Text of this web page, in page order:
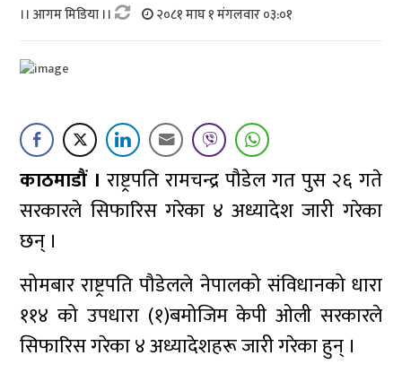
।। आगम मिडिया ।। २०८१ माघ १ मंगलवार ०३:०१
काठमाडौं । राष्ट्रपति रामचन्द्र पौडेल गत पुस २६ गते
सरकारले सिफारिस गरेका ४ अध्यादेश जारी गरेका
छन् ।
सोमबार राष्ट्रपति पौडेलले नेपालको संविधानको धारा
११४ को उपधारा (१)बमोजिम केपी ओली सरकारले
सिफारिस गरेका ४ अध्यादेशहरू जारी गरेका हुन् ।